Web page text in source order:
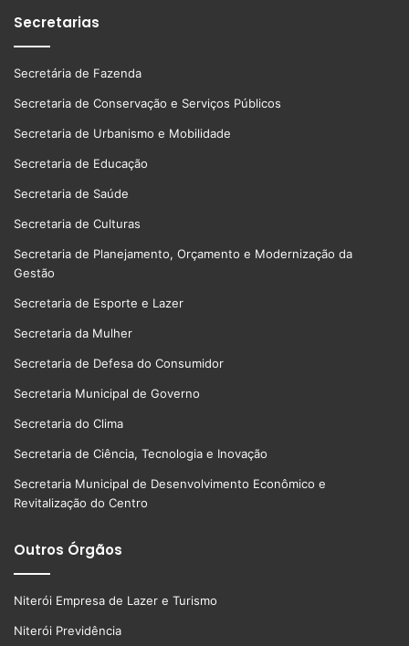
Secretarias
Secretária de Fazenda
Secretaria de Conservação e Serviços Públicos
Secretaria de Urbanismo e Mobilidade
Secretaria de Educação
Secretaria de Saúde
Secretaria de Culturas
Secretaria de Planejamento, Orçamento e Modernização da
Gestão
Secretaria de Esporte e Lazer
Secretaria da Mulher
Secretaria de Defesa do Consumidor
Secretaria Municipal de Governo
Secretaria do Clima
Secretaria de Ciência, Tecnologia e Inovação
Secretaria Municipal de Desenvolvimento Econômico e
Revitalização do Centro
Outros Órgãos
Niterói Empresa de Lazer e Turismo
Niterói Previdência